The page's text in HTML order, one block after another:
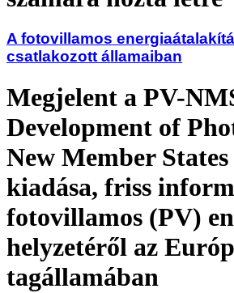
A fotovillamos
csatlakozott államaiban
Megjelent a PV-
Development of
New Member
kiadása, friss
fotovillamos (PV)
helyzetéről az
tagállamában